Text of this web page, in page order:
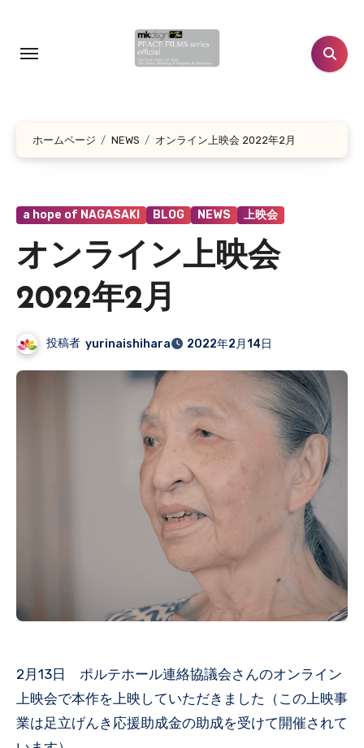
ホームページ NEWS オンライン上映会 2022年2月
a hope of NAGASAKI BLOG NEWS 上映会
オンライン上映会
2022年2月
投稿者 yurinaishihara 2022年2月14日
2月13日 ポルテホール連絡協議会さんのオンライン
上映会で本作を上映していただきました（この上映事
業は足立げんき応援助成金の助成を受けて開催されて